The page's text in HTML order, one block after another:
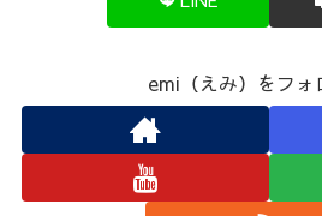
emi（えみ）をフォ